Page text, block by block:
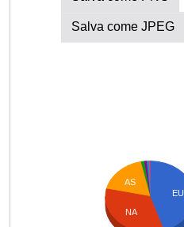
Salva come JPEG
EU
AS
NA